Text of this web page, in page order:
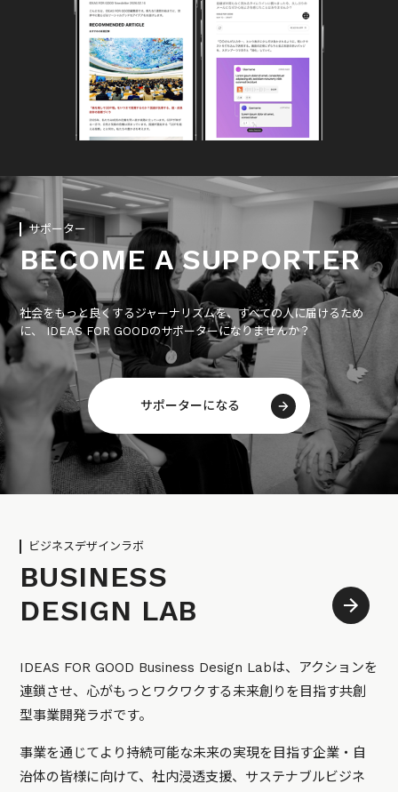
サポーター
BECOME A SUPPORTER
社会をもっと良くするジャーナリズムを、すべての人に届けるため
に、 IDEAS FOR GOODのサポーターになりませんか？
サポーターになる
ビジネスデザインラボ
BUSINESS
DESIGN LAB
IDEAS FOR GOOD Business Design Labは、アクションを
連鎖させ、心がもっとワクワクする未来創りを目指す共創
型事業開発ラボです。
事業を通じてより持続可能な未来の実現を目指す企業・自
治体の皆様に向けて、社内浸透支援、サステナブルビジネ